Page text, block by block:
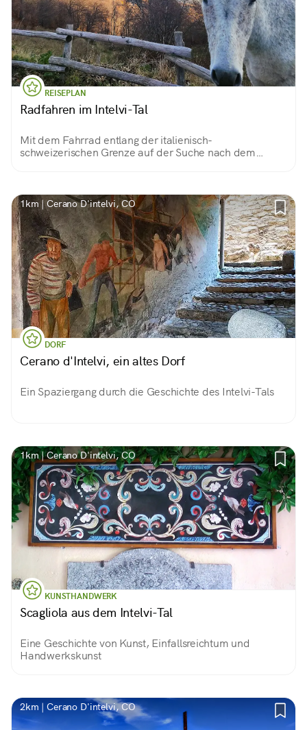
REISEPLAN
Radfahren im Intelvi-Tal
Mit dem Fahrrad entlang der italienisch-
schweizerischen Grenze auf der Suche nach dem
1km | Cerano D'intelvi, CO
DORF
Cerano d'Intelvi, ein altes Dorf
Ein Spaziergang durch die Geschichte des Intelvi-Tals
1km | Cerano D'intelvi, CO
KUNSTHANDWERK
Scagliola aus dem Intelvi-Tal
Eine Geschichte von Kunst, Einfallsreichtum und
Handwerkskunst
2km | Cerano D'intelvi, CO